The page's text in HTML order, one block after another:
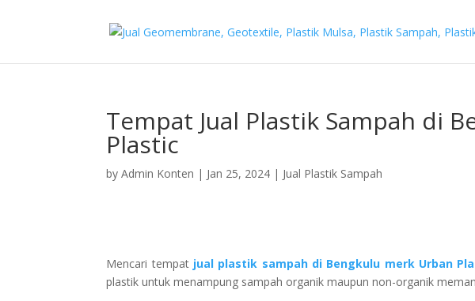
Tempat Jual Plastik Sampah di
Plastic
byAdmin Konten | Jan 25, 2024 | Jual Plastik Sampah
Mencari tempat jual plastik sampah di Bengkulu merk Urban
plastik untuk menampung sampah organik maupun non-organik